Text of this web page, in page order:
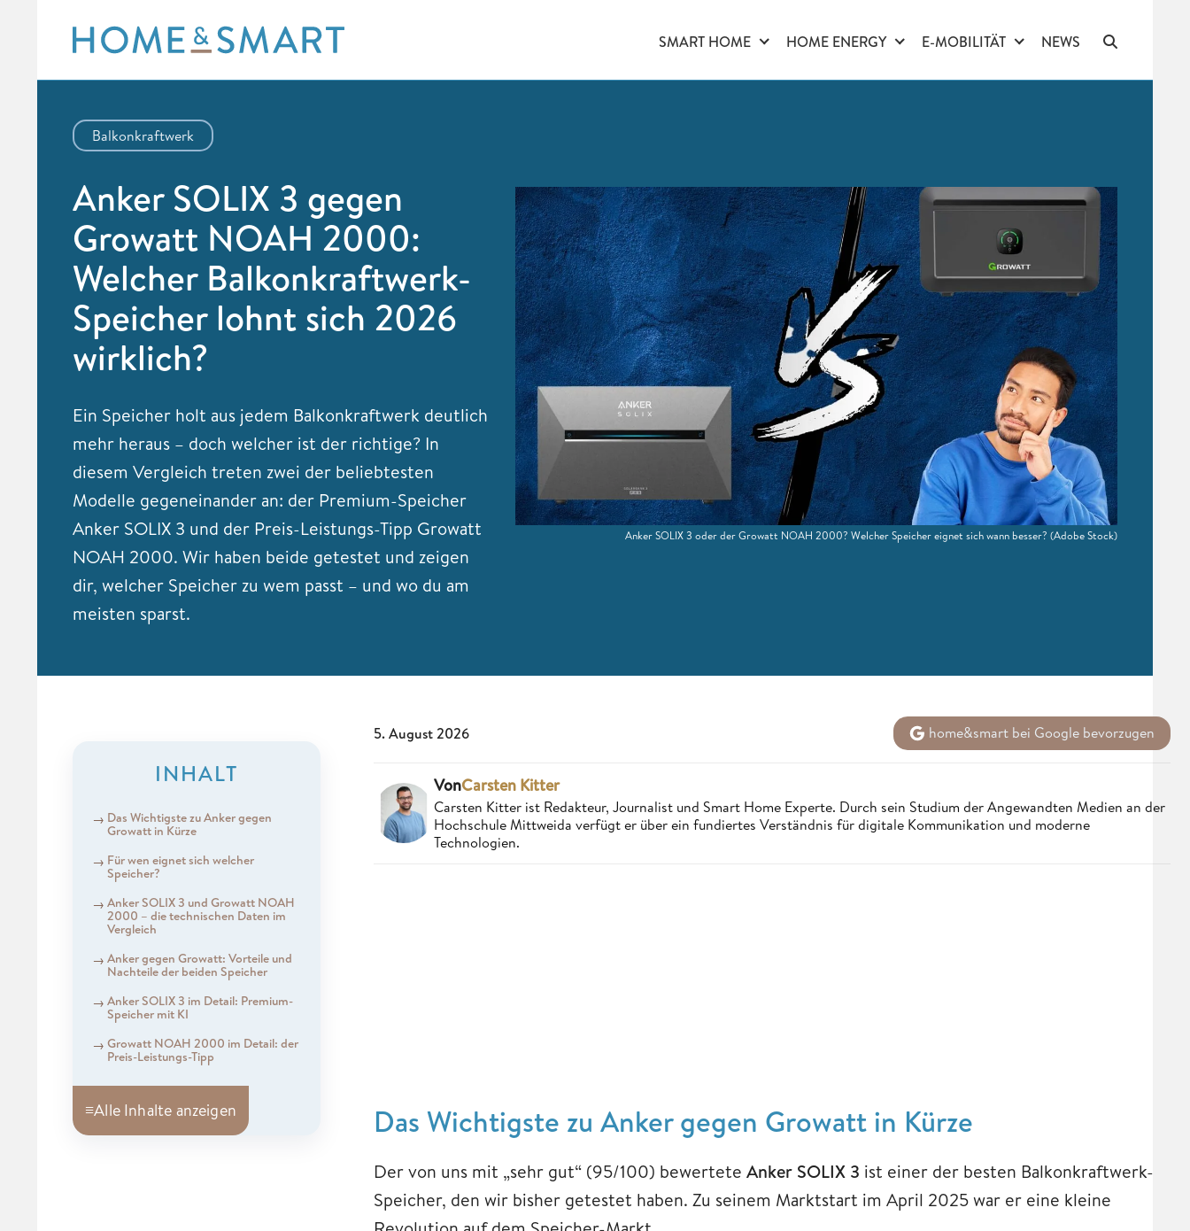
content
SMART HOME HOME ENERGY E-MOBILITÄT NEWS
Balkonkraftwerk
Anker SOLIX 3 gegen
Growatt NOAH 2000:
Welcher Balkonkraftwerk-
Speicher lohnt sich 2026
wirklich?
Ein Speicher holt aus jedem Balkonkraftwerk deutlich
mehr heraus – doch welcher ist der richtige? In
diesem Vergleich treten zwei der beliebtesten
Modelle gegeneinander an: der Premium-Speicher
Anker SOLIX 3 und der Preis-Leistungs-Tipp Growatt
NOAH 2000. Wir haben beide getestet und zeigen
dir, welcher Speicher zu wem passt – und wo du am
meisten sparst.
Anker SOLIX 3 oder der Growatt NOAH 2000? Welcher Speicher eignet sich wann besser? (Adobe Stock)
INHALT
Das Wichtigste zu Anker gegen
Growatt in Kürze
Für wen eignet sich welcher
Speicher?
Anker SOLIX 3 und Growatt NOAH
2000 – die technischen Daten im
Vergleich
Anker gegen Growatt: Vorteile und
Nachteile der beiden Speicher
Anker SOLIX 3 im Detail: Premium-
Speicher mit KI
Growatt NOAH 2000 im Detail: der
Preis-Leistungs-Tipp
≡Alle Inhalte anzeigen
5. August 2026 home&smart bei Google bevorzugen
VonCarsten Kitter
Carsten Kitter ist Redakteur, Journalist und Smart Home Experte. Durch sein Studium der Angewandten Medien an der
Hochschule Mittweida verfügt er über ein fundiertes Verständnis für digitale Kommunikation und moderne
Technologien.
Das Wichtigste zu Anker gegen Growatt in Kürze
Der von uns mit „sehr gut“ (95/100) bewertete Anker SOLIX 3 ist einer der besten Balkonkraftwerk-
Speicher, den wir bisher getestet haben. Zu seinem Marktstart im April 2025 war er eine kleine